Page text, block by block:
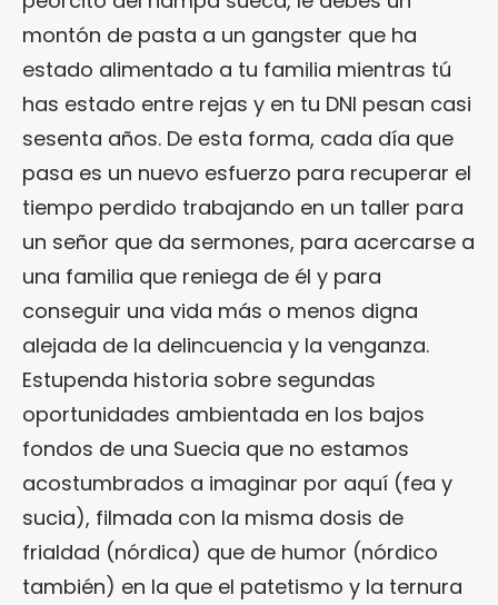
montón de pasta a un gangster que ha
estado alimentado a tu familia mientras tú
has estado entre rejas y en tu DNI pesan casi
sesenta años. De esta forma, cada día que
pasa es un nuevo esfuerzo para recuperar el
tiempo perdido trabajando en un taller para
un señor que da sermones, para acercarse a
una familia que reniega de él y para
conseguir una vida más o menos digna
alejada de la delincuencia y la venganza.
Estupenda historia sobre segundas
oportunidades ambientada en los bajos
fondos de una Suecia que no estamos
acostumbrados a imaginar por aquí (fea y
sucia), filmada con la misma dosis de
frialdad (nórdica) que de humor (nórdico
también) en la que el patetismo y la ternura